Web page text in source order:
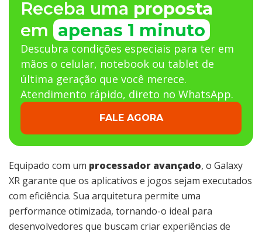
Receba uma proposta
em apenas 1 minuto
Descubra condições especiais para ter em
mãos o celular, notebook ou tablet de
última geração que você merece.
Atendimento rápido, direto no WhatsApp.
FALE AGORA
Equipado com um processador avançado, o Galaxy
XR garante que os aplicativos e jogos sejam executados
com eficiência. Sua arquitetura permite uma
performance otimizada, tornando-o ideal para
desenvolvedores que buscam criar experiências de